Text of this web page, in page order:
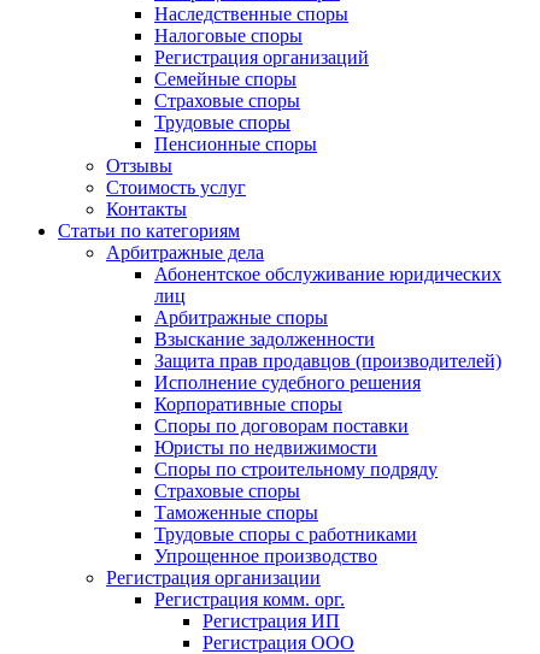
Наследственные споры
Налоговые споры
Регистрация организаций
Семейные споры
Страховые споры
Трудовые споры
Пенсионные споры
Отзывы
Стоимость услуг
Контакты
Статьи по категориям
Арбитражные дела
Абонентское обслуживание юридических
лиц
Арбитражные споры
Взыскание задолженности
Защита прав продавцов (производителей)
Исполнение судебного решения
Корпоративные споры
Споры по договорам поставки
Юристы по недвижимости
Споры по строительному подряду
Страховые споры
Таможенные споры
Трудовые споры с работниками
Упрощенное производство
Регистрация организации
Регистрация комм. орг.
Регистрация ИП
Регистрация ООО